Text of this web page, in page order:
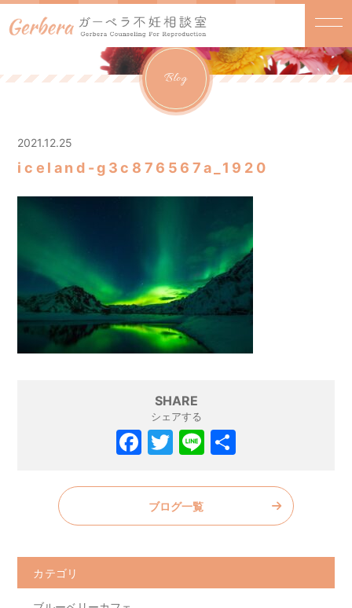
Blog
2021.12.25
iceland-g3c876567a_1920
SHARE
シェアする
F
c
e
o
o
T
itt
er
Li
e
ブログ一覧
カテゴリ